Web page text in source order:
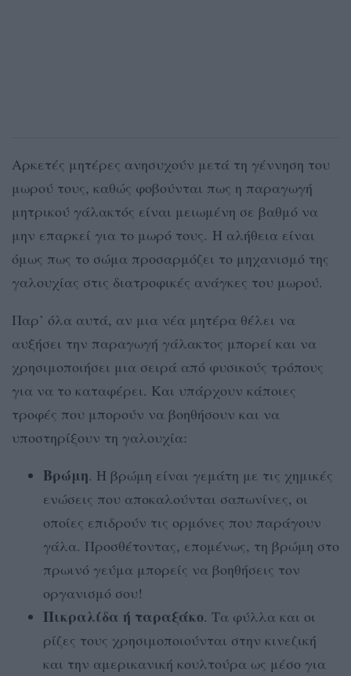
Αρκετές μητέρες ανησυχούν μετά τη γέννηση του
μωρού τους, καθώς φοβούνται πως η παραγωγή
μητρικού γάλακτός είναι μειωμένη σε βαθμό να
μην επαρκεί για το μωρό τους. Η αλήθεια είναι
όμως πως το σώμα προσαρμόζει το μηχανισμό της
γαλουχίας στις διατροφικές ανάγκες του μωρού.
Παρ’ όλα αυτά, αν μια νέα μητέρα θέλει να
αυξήσει την παραγωγή γάλακτος μπορεί και να
χρησιμοποιήσει μια σειρά από φυσικούς τρόπους
για να το καταφέρει. Και υπάρχουν κάποιες
τροφές που μπορούν να βοηθήσουν και να
υποστηρίξουν τη γαλουχία:
Βρώμη. Η βρώμη είναι γεμάτη με τις χημικές
ενώσεις που αποκαλούνται σαπωνίνες, οι
οποίες επιδρούν τις ορμόνες που παράγουν
γάλα. Προσθέτοντας, επομένως, τη βρώμη στο
πρωινό γεύμα μπορείς να βοηθήσεις τον
οργανισμό σου!
Πικραλίδα ή ταραξάκο. Τα φύλλα και οι
ρίζες τους χρησιμοποιούνται στην κινεζική
και την αμερικανική κουλτούρα ως μέσο για